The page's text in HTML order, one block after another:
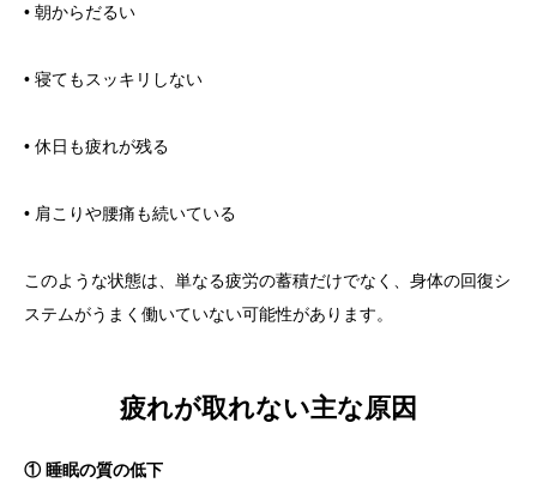
• 朝からだるい
• 寝てもスッキリしない
• 休日も疲れが残る
• 肩こりや腰痛も続いている
このような状態は、単なる疲労の蓄積だけでなく、身体の回復シ
ステムがうまく働いていない可能性があります。
疲れが取れない主な原因
① 睡眠の質の低下